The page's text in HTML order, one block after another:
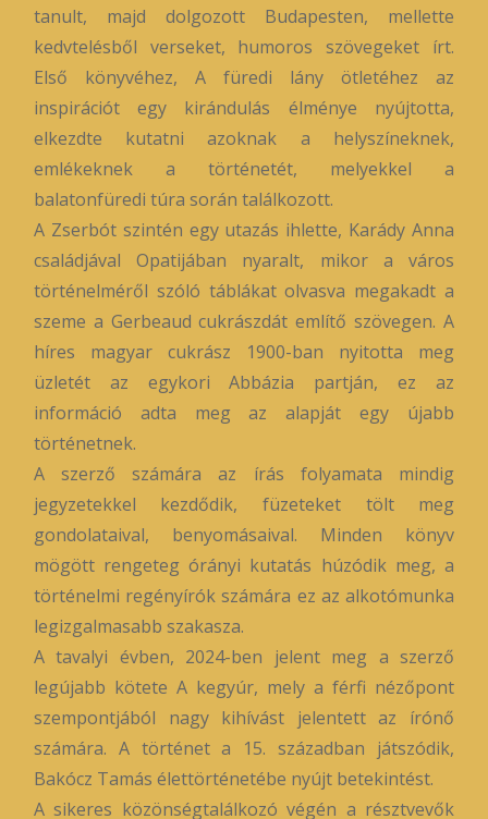
tanult, majd dolgozott Budapesten, mellette
kedvtelésből verseket, humoros szövegeket írt.
Első könyvéhez, A füredi lány ötletéhez az
inspirációt egy kirándulás élménye nyújtotta,
elkezdte kutatni azoknak a helyszíneknek,
emlékeknek a történetét, melyekkel a
balatonfüredi túra során találkozott.
A Zserbót szintén egy utazás ihlette, Karády Anna
családjával Opatijában nyaralt, mikor a város
történelméről szóló táblákat olvasva megakadt a
szeme a Gerbeaud cukrászdát említő szövegen. A
híres magyar cukrász 1900-ban nyitotta meg
üzletét az egykori Abbázia partján, ez az
információ adta meg az alapját egy újabb
történetnek.
A szerző számára az írás folyamata mindig
jegyzetekkel kezdődik, füzeteket tölt meg
gondolataival, benyomásaival. Minden könyv
mögött rengeteg órányi kutatás húzódik meg, a
történelmi regényírók számára ez az alkotómunka
legizgalmasabb szakasza.
A tavalyi évben, 2024-ben jelent meg a szerző
legújabb kötete A kegyúr, mely a férfi nézőpont
szempontjából nagy kihívást jelentett az írónő
számára. A történet a 15. században játszódik,
Bakócz Tamás élettörténetébe nyújt betekintést.
A sikeres közönségtalálkozó végén a résztvevők